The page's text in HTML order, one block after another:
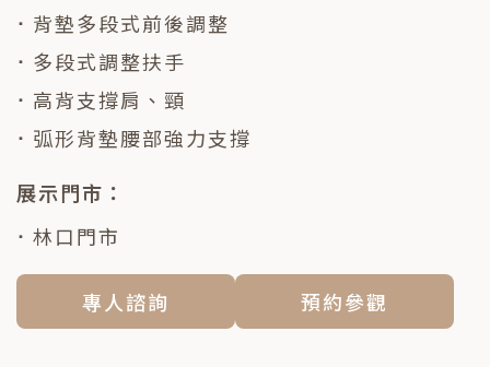
⠂背墊多段式前後調整
⠂多段式調整扶手
⠂高背支撐肩、頸
⠂弧形背墊腰部強力支撐
展示門市：
⠂林口門市
專人諮詢 預約參觀